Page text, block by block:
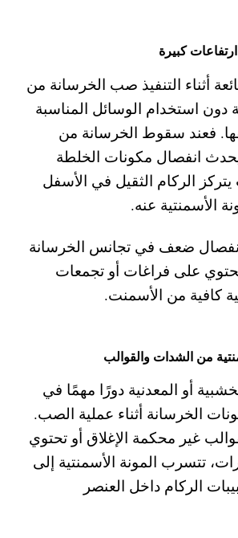
كبيرة
أثناء التنفيذ صب الخرسانة من
دون استخدام الوسائل المناسبة
فعند سقوط الخرسانة من
انفصال مكونات الخلطة
الركام الثقيل في الأسفل
الأسمنتية عنه.
ضعف في تجانس الخرسانة
على فراغات أو تجمعات
كافية من الأسمنت.
من الشدات والقوالب
أو المعدنية دورًا مهمًا في
الخرسانة أثناء عملية الصب.
غير محكمة الإغلاق أو تحتوي
تتسرب المونة الأسمنتية إلى
الركام داخل العنصر